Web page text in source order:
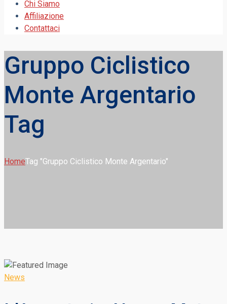
Chi Siamo
Affiliazione
Contattaci
Gruppo Ciclistico
Monte Argentario
Tag
HomeTag "Gruppo Ciclistico Monte Argentario"
News